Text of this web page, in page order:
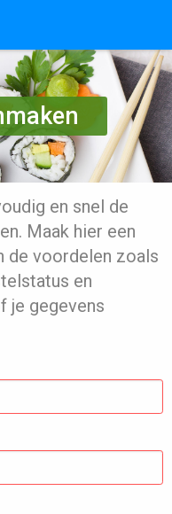
en snel de
Maak hier een
de voordelen zoals
en
je gegevens